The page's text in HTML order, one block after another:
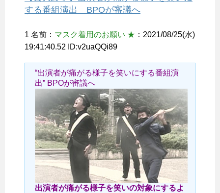
する番組演出 BPOが審議へ
1 名前： マスク着用のお願い ★ ：2021/08/25(水)
19:41:40.52 ID:v2uaQQi89
“出演者が痛がる様子を笑いにする番組演
出” BPOが審議へ
出演者が痛がる様子を笑いの対象にするよ